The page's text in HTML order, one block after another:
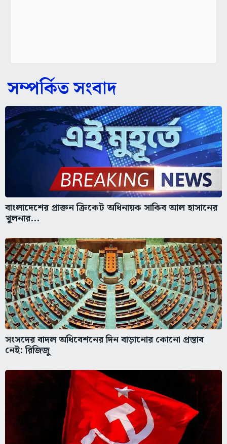
সম্পর্কিত সংবাদ
বাংলাদেশের প্রাক্তন ক্রিকেট অধিনায়ক সাকিব আল হাসানের
খুলনার...
সংসদের বাদল অধিবেশনের দিন বাড়ানোর কোনো প্রস্তাব
নেই: রিজিজু